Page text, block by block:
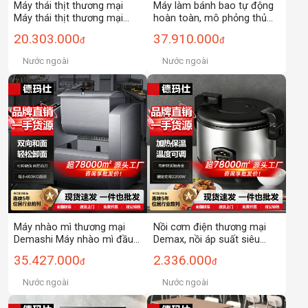
Máy thái thịt thương mại
Máy thái thịt thương mại
thái thịt cừu tự động Máy
thái thịt
20.303.000đ
Nước ngoài
Máy làm bánh bao tự động
hoàn toàn, mô phỏng thủ
bánh bao dùng cho thương
mại [3000 bánh/giờ]
37.910.000đ
Nước ngoài
Máy nhào mì thương mại
Demashi Máy nhào mì đầu
35.427.000đ
Nước ngoài
Nồi cơm điện thương mại
Demax, nồi áp suất siêu
nấu cơm, nồi cơm điện đa
chức năng Xi Shi
2.336.000đ
Nước ngoài